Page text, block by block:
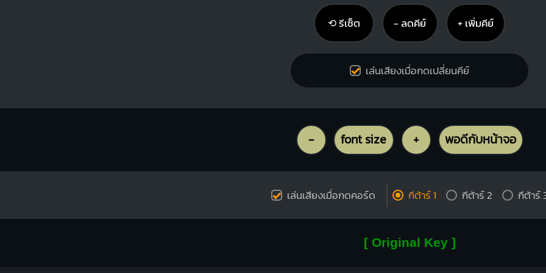
⟲ รีเซ็ต − ลดคีย์ + เพิ่มคีย์
เล่นเสียงเมื่อกดเปลี่ยนคีย์
- font size + พอดีกับหน้าจอ
เล่นเสียงเมื่อกดคอร์ด กีต้าร์ 1 กีต้าร์ 2 กีต้าร์
[ Original Key ]